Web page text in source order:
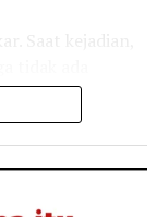
dalam
terkendala
personel
bantu